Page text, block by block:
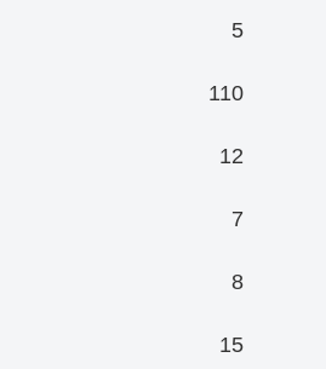
5
110
12
7
8
15